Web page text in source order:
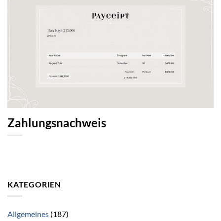
Zahlungsnachweis
KATEGORIEN
Allgemeines (187)